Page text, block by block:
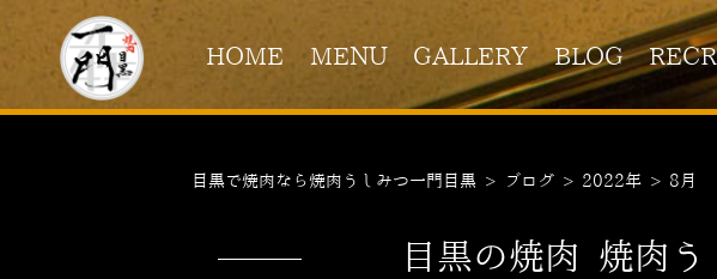
HOME MENU GALLERY BLOG
目黒で焼肉なら焼肉うしみつ一門目黒 > ブログ > 2022年 > 8月
目黒の焼肉 焼肉